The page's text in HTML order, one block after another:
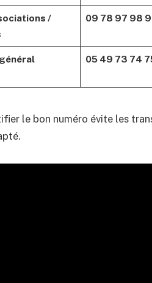
/
09 78 97 98
05 49 73 74
le bon numéro évite les